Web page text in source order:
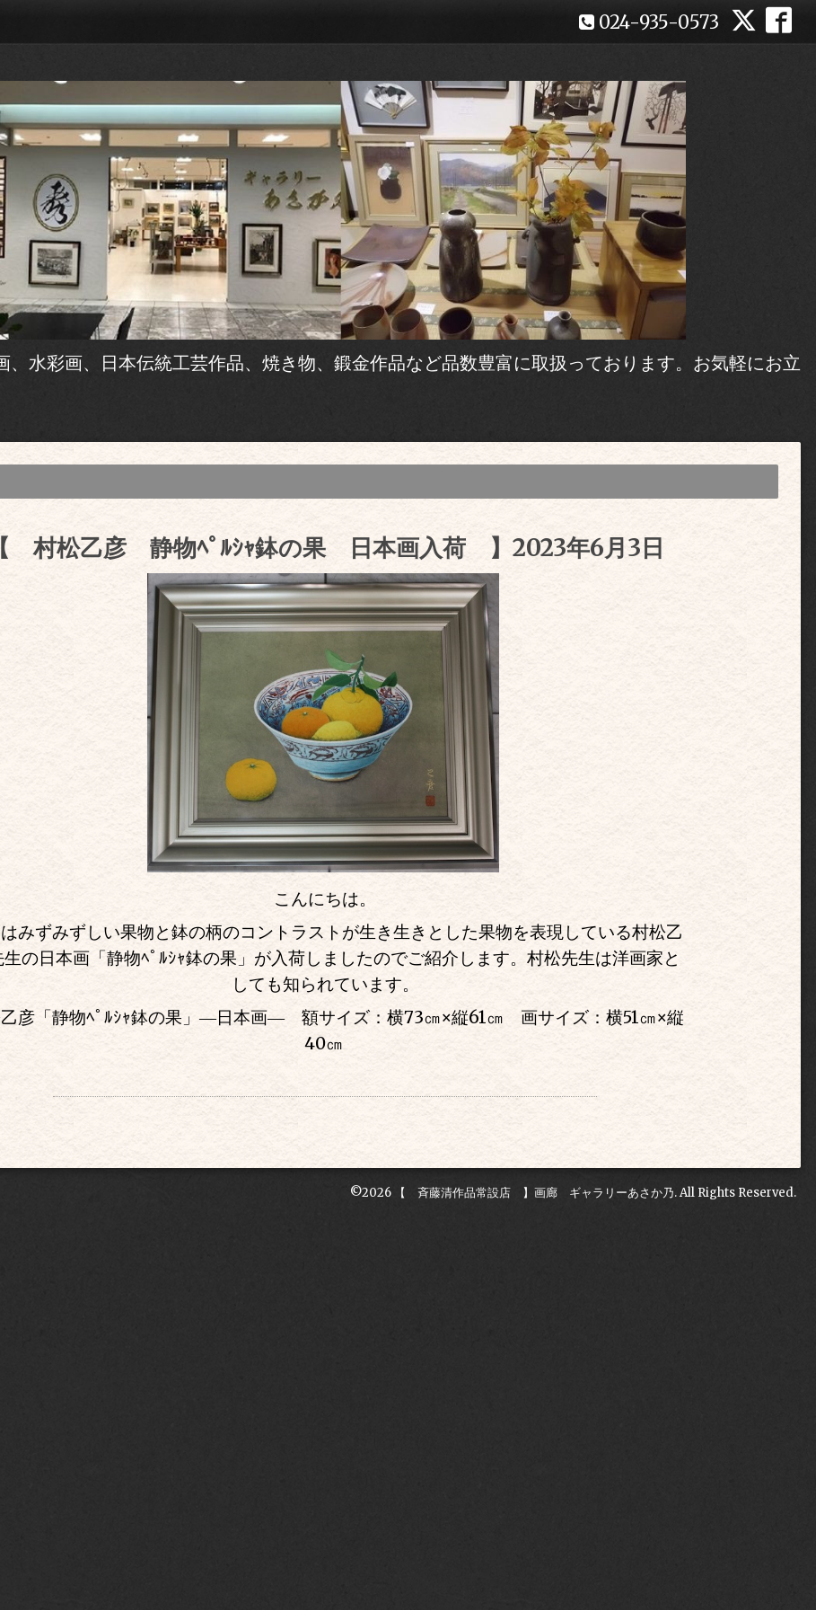
024-935-0573
水彩画、日本伝統工芸作品、焼き物、鍛金作品など品数豊富に取扱っております。お気軽にお立
【 村松乙彦 静物ﾍﾟﾙｼｬ鉢の果 日本画入荷 】2023年6月3日
こんにちは。
みずみずしい果物と鉢の柄のコントラストが生き生きとした果物を表現している村松乙
生の日本画「静物ﾍﾟﾙｼｬ鉢の果」が入荷しましたのでご紹介します。村松先生は洋画家と
しても知られています。
彦「静物ﾍﾟﾙｼｬ鉢の果」―日本画― 額サイズ：横73㎝×縦61㎝ 画サイズ：横51㎝×縦
40㎝
©2026 【 斉藤清作品常設店 】画廊 ギャラリーあさか乃. All Rights Reserved.